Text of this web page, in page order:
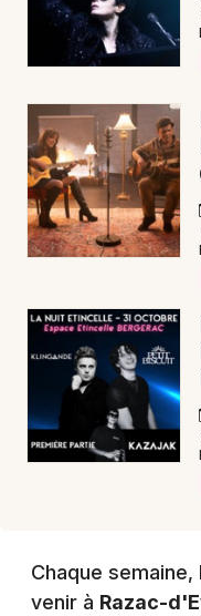
Chaque semaine,
venir à Razac-